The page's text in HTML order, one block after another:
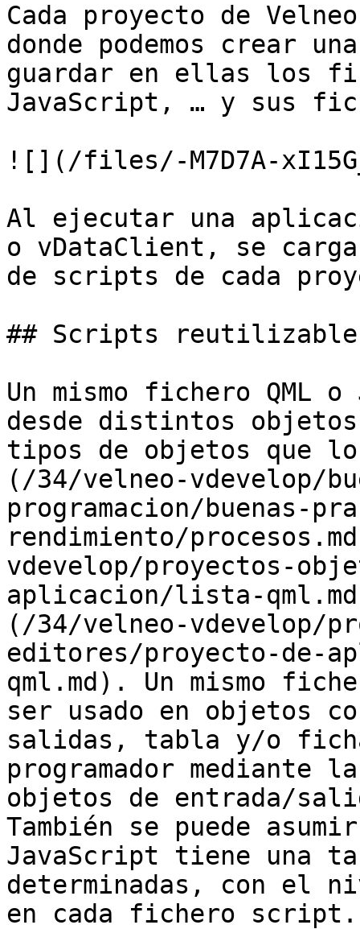
Cada proyecto de
donde podemos crear
guardar en ellas los
JavaScript, … y sus
![](/files/-M7D7A-
Al ejecutar una
o vDataClient, se
de scripts de cada
## Scripts
Un mismo fichero QML
desde distintos
tipos de objetos que
(/34/velneo-vdevelop/
programacion/buenas-
rendimiento/
vdevelop/proyectos-
aplicacion/lista-
(/34/velneo-vdevelop/
editores/proyecto-de-
qml.md). Un mismo
ser usado en objetos
salidas, tabla y/o
programador mediante
objetos de entrada/
También se puede
JavaScript tiene una
determinadas, con el
en cada fichero script.